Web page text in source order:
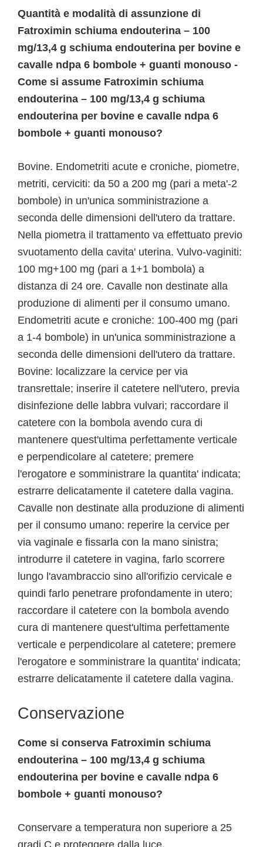
Quantità e modalità di assunzione di
Fatroximin schiuma endouterina – 100
mg/13,4 g schiuma endouterina per bovine e
cavalle ndpa 6 bombole + guanti monouso -
Come si assume Fatroximin schiuma
endouterina – 100 mg/13,4 g schiuma
endouterina per bovine e cavalle ndpa 6
bombole + guanti monouso?
Bovine. Endometriti acute e croniche, piometre,
metriti, cerviciti: da 50 a 200 mg (pari a meta'-2
bombole) in un'unica somministrazione a
seconda delle dimensioni dell'utero da trattare.
Nella piometra il trattamento va effettuato previo
svuotamento della cavita' uterina. Vulvo-vaginiti:
100 mg+100 mg (pari a 1+1 bombola) a
distanza di 24 ore. Cavalle non destinate alla
produzione di alimenti per il consumo umano.
Endometriti acute e croniche: 100-400 mg (pari
a 1-4 bombole) in un'unica somministrazione a
seconda delle dimensioni dell'utero da trattare.
Bovine: localizzare la cervice per via
transrettale; inserire il catetere nell'utero, previa
disinfezione delle labbra vulvari; raccordare il
catetere con la bombola avendo cura di
mantenere quest'ultima perfettamente verticale
e perpendicolare al catetere; premere
l'erogatore e somministrare la quantita' indicata;
estrarre delicatamente il catetere dalla vagina.
Cavalle non destinate alla produzione di alimenti
per il consumo umano: reperire la cervice per
via vaginale e fissarla con la mano sinistra;
introdurre il catetere in vagina, farlo scorrere
lungo l'avambraccio sino all'orifizio cervicale e
quindi farlo penetrare profondamente in utero;
raccordare il catetere con la bombola avendo
cura di mantenere quest'ultima perfettamente
verticale e perpendicolare al catetere; premere
l'erogatore e somministrare la quantita' indicata;
estrarre delicatamente il catetere dalla vagina.
Conservazione
Come si conserva Fatroximin schiuma
endouterina – 100 mg/13,4 g schiuma
endouterina per bovine e cavalle ndpa 6
bombole + guanti monouso?
Conservare a temperatura non superiore a 25
gradi C e proteggere dalla luce.